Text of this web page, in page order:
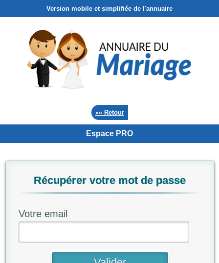
Version mobile et simplifiée de l'annuaire
«« Retour
Espace PRO
Récupérer votre mot de passe
Votre email